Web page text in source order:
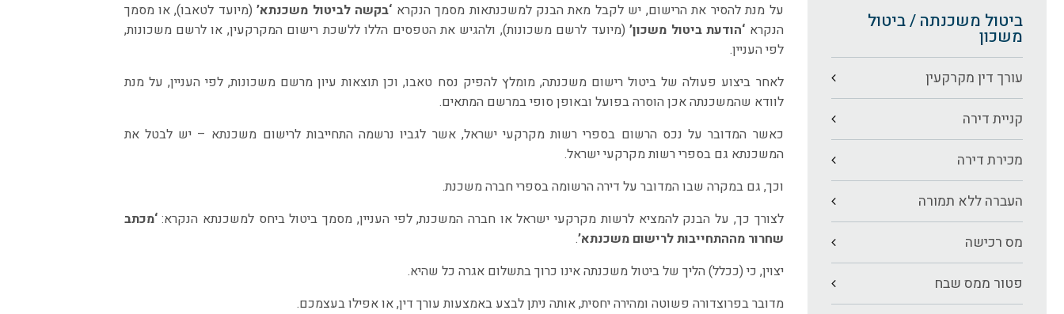
ביטול משכנתה / ביטול
משכון
עורך דין מקרקעין
קניית דירה
מכירת דירה
העברה ללא תמורה
מס רכישה
פטור ממס שבח
על מנת להסיר את הרישום, יש לקבל מאת הבנק למשכנתאות מסמך הנקרא ‘בקשה לביטול משכנתא’ (מיועד לטאבו), או מסמך
הנקרא ‘הודעת ביטול משכון’(מיועד לרשם משכונות), ולהגיש את הטפסים הללו ללשכת רישום המקרקעין, או לרשם משכונות,
לפי העניין.
לאחר ביצוע פעולה של ביטול רישום משכנתה, מומלץ להפיק נסח טאבו, וכן תוצאות עיון מרשם משכונות, לפי העניין, על מנת
לוודא שהמשכנתה אכן הוסרה בפועל ובאופן סופי במרשם המתאים.
כאשר המדובר על נכס הרשום בספרי רשות מקרקעי ישראל, אשר לגביו נרשמה התחייבות לרישום משכנתא – יש לבטל את
המשכנתא גם בספרי רשות מקרקעי ישראל.
וכך, גם במקרה שבו המדובר על דירה הרשומה בספרי חברה משכנת.
לצורך כך, על הבנק להמציא לרשות מקרקעי ישראל או חברה המשכנת, לפי העניין, מסמך ביטול ביחס למשכנתא הנקרא:‘מכתב
שחרור מההתחייבות לרישום משכנתא’.
יצוין, כי (ככלל) הליך של ביטול משכנתה אינו כרוך בתשלום אגרה כל שהיא.
מדובר בפרוצדורה פשוטה ומהירה יחסית, אותה ניתן לבצע באמצעות עורך דין, או אפילו בעצמכם.